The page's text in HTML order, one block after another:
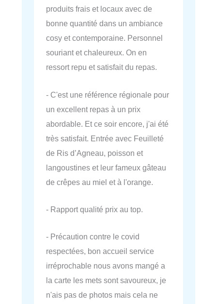
produits frais et locaux avec de
bonne quantité dans un ambiance
cosy et contemporaine. Personnel
souriant et chaleureux. On en
ressort repu et satisfait du repas.
- C'est une référence régionale pour
un excellent repas à un prix
abordable. Et ce soir encore, j'ai été
très satisfait. Entrée avec Feuilleté
de Ris d’Agneau, poisson et
langoustines et leur fameux gâteau
de crêpes au miel et à l'orange.
- Rapport qualité prix au top.
- Précaution contre le covid
respectées, bon accueil service
irréprochable nous avons mangé a
la carte les mets sont savoureux, je
n'ais pas de photos mais cela ne